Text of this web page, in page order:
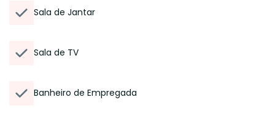
Sala de Jantar
Sala de TV
Banheiro de Empregada